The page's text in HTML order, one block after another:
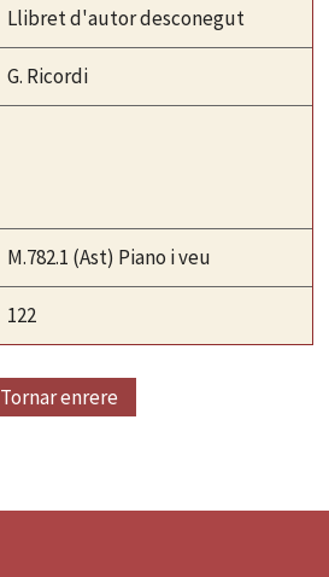
Llibret d'autor desconegut
G. Ricordi
M.782.1 (Ast) Piano i veu
122
Tornar enrere